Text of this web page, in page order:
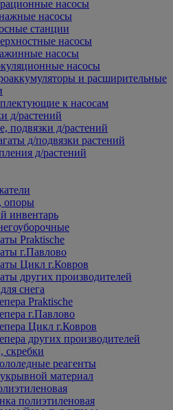
насосы
насосы
станции
насосы
насосы
насосы
и расширительные
к насосам
д/растений
подвязки д/растений
д/подвязки растений
д/растений
опоры
инвентарь
Praktische
г.Павлово
Цикл г.Ковров
других производителей
снега
Praktische
г.Павлово
Цикл г.Ковров
других производителей
скребки
реагенты
материал
полиэтиленовая